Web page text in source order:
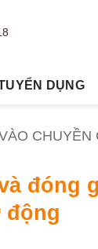
DỤNG
CHUYỀN
đóng
động